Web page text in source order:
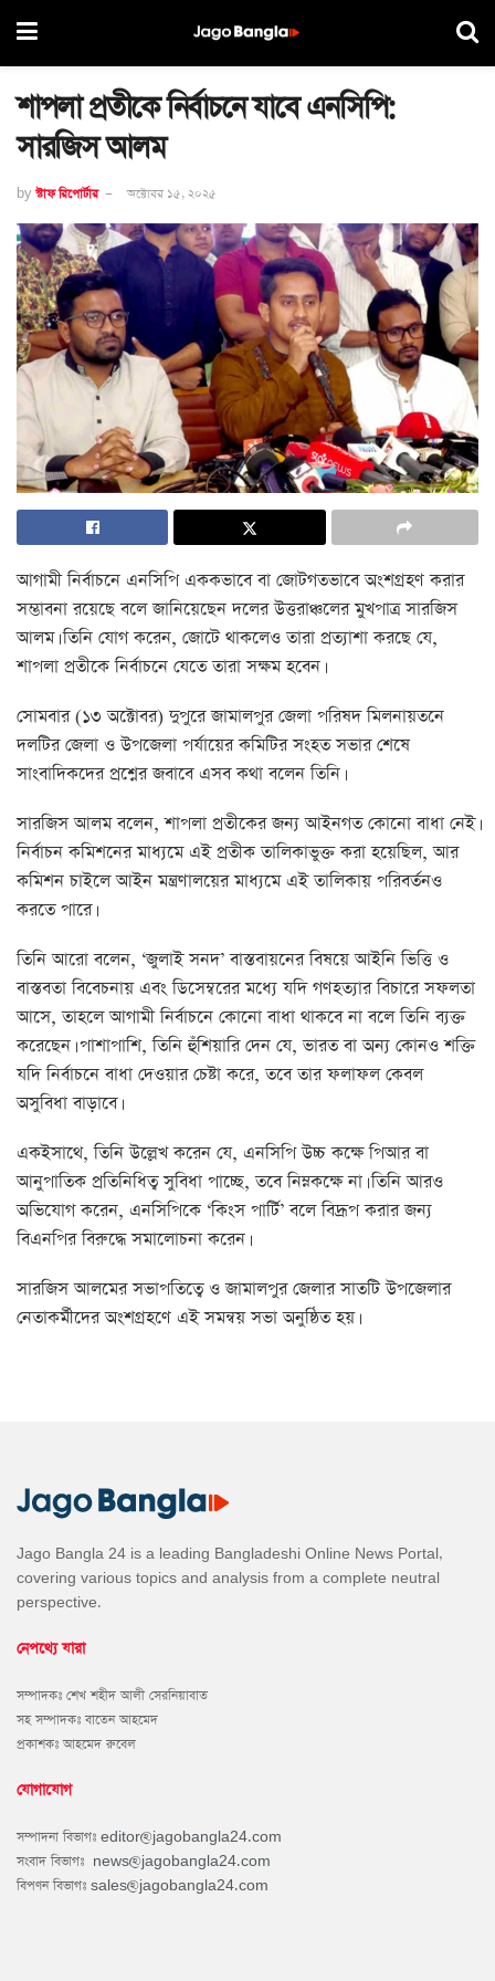
শাপলা প্রতীকে নির্বাচনে যাবে এনসিপি:
সারজিস আলম
by স্টাফ রিপোর্টার অক্টোবর ১৫, ২০২৫
আগামী নির্বাচনে এনসিপি এককভাবে বা জোটগতভাবে অংশগ্রহণ করার
সম্ভাবনা রয়েছে বলে জানিয়েছেন দলের উত্তরাঞ্চলের মুখপাত্র সারজিস
আলম। তিনি যোগ করেন, জোটে থাকলেও তারা প্রত্যাশা করছে যে,
শাপলা প্রতীকে নির্বাচনে যেতে তারা সক্ষম হবেন।
সোমবার (১৩ অক্টোবর) দুপুরে জামালপুর জেলা পরিষদ মিলনায়তনে
দলটির জেলা ও উপজেলা পর্যায়ের কমিটির সংহত সভার শেষে
সাংবাদিকদের প্রশ্নের জবাবে এসব কথা বলেন তিনি।
সারজিস আলম বলেন, শাপলা প্রতীকের জন্য আইনগত কোনো বাধা নেই।
নির্বাচন কমিশনের মাধ্যমে এই প্রতীক তালিকাভুক্ত করা হয়েছিল, আর
কমিশন চাইলে আইন মন্ত্রণালয়ের মাধ্যমে এই তালিকায় পরিবর্তনও
করতে পারে।
তিনি আরো বলেন, ‘জুলাই সনদ’ বাস্তবায়নের বিষয়ে আইনি ভিত্তি ও
বাস্তবতা বিবেচনায় এবং ডিসেম্বরের মধ্যে যদি গণহত্যার বিচারে সফলতা
আসে, তাহলে আগামী নির্বাচনে কোনো বাধা থাকবে না বলে তিনি ব্যক্ত
করেছেন। পাশাপাশি, তিনি হুঁশিয়ারি দেন যে, ভারত বা অন্য কোনও শক্তি
যদি নির্বাচনে বাধা দেওয়ার চেষ্টা করে, তবে তার ফলাফল কেবল
অসুবিধা বাড়াবে।
একইসাথে, তিনি উল্লেখ করেন যে, এনসিপি উচ্চ কক্ষে পিআর বা
আনুপাতিক প্রতিনিধিত্ব সুবিধা পাচ্ছে, তবে নিম্নকক্ষে না। তিনি আরও
অভিযোগ করেন, এনসিপিকে ‘কিংস পার্টি’ বলে বিদ্রূপ করার জন্য
বিএনপির বিরুদ্ধে সমালোচনা করেন।
সারজিস আলমের সভাপতিত্বে ও জামালপুর জেলার সাতটি উপজেলার
নেতাকর্মীদের অংশগ্রহণে এই সমন্বয় সভা অনুষ্ঠিত হয়।
Jago Bangla 24 is a leading Bangladeshi Online News Portal,
covering various topics and analysis from a complete neutral
perspective.
নেপথ্যে যারা
সম্পাদকঃ শেখ শহীদ আলী সেরনিয়াবাত
সহ সম্পাদকঃ বাতেন আহমেদ
প্রকাশকঃ আহমেদ রুবেল
যোগাযোগ
সম্পাদনা বিভাগঃ editor@jagobangla24.com
সংবাদ বিভাগঃ news@jagobangla24.com
বিপণন বিভাগঃ sales@jagobangla24.com